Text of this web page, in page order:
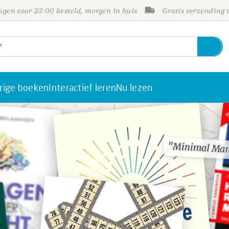
voor 23:00 besteld, morgen in huis Gratis verzending
boekenInteractief lerenNu lezen
"Minimal
"Minimal